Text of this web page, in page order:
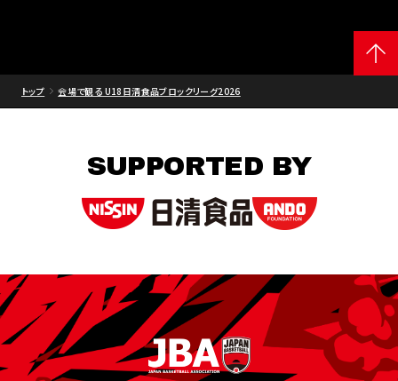
トップ 会場で観る U18日清食品ブロックリーグ2026
SUPPORTED BY